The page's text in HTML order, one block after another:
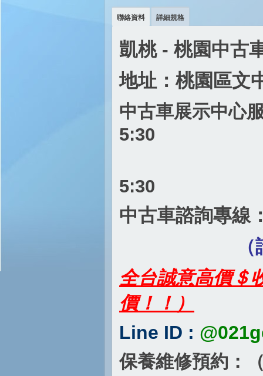
聯絡資料 詳細規格
凱桃 - 桃園中古
地址：桃園區文
中古車展示中心
5:30
5:30
中古車諮詢專線
（請先電
全台誠意高價＄
價！！）
Line ID :
保養維修預約：